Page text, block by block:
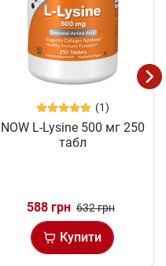
(1)
NOW L-Lysine 500 мг 250
табл
588 грн 632 грн
Купити